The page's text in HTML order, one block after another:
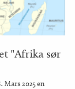
"Afrika sør
Mars 2025 en